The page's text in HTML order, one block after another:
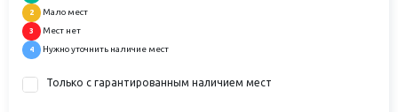
2 Мало мест
3 Мест нет
4 Нужно уточнить наличие мест
Только с гарантированным наличием мест